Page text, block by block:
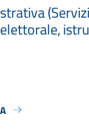
(Servizi